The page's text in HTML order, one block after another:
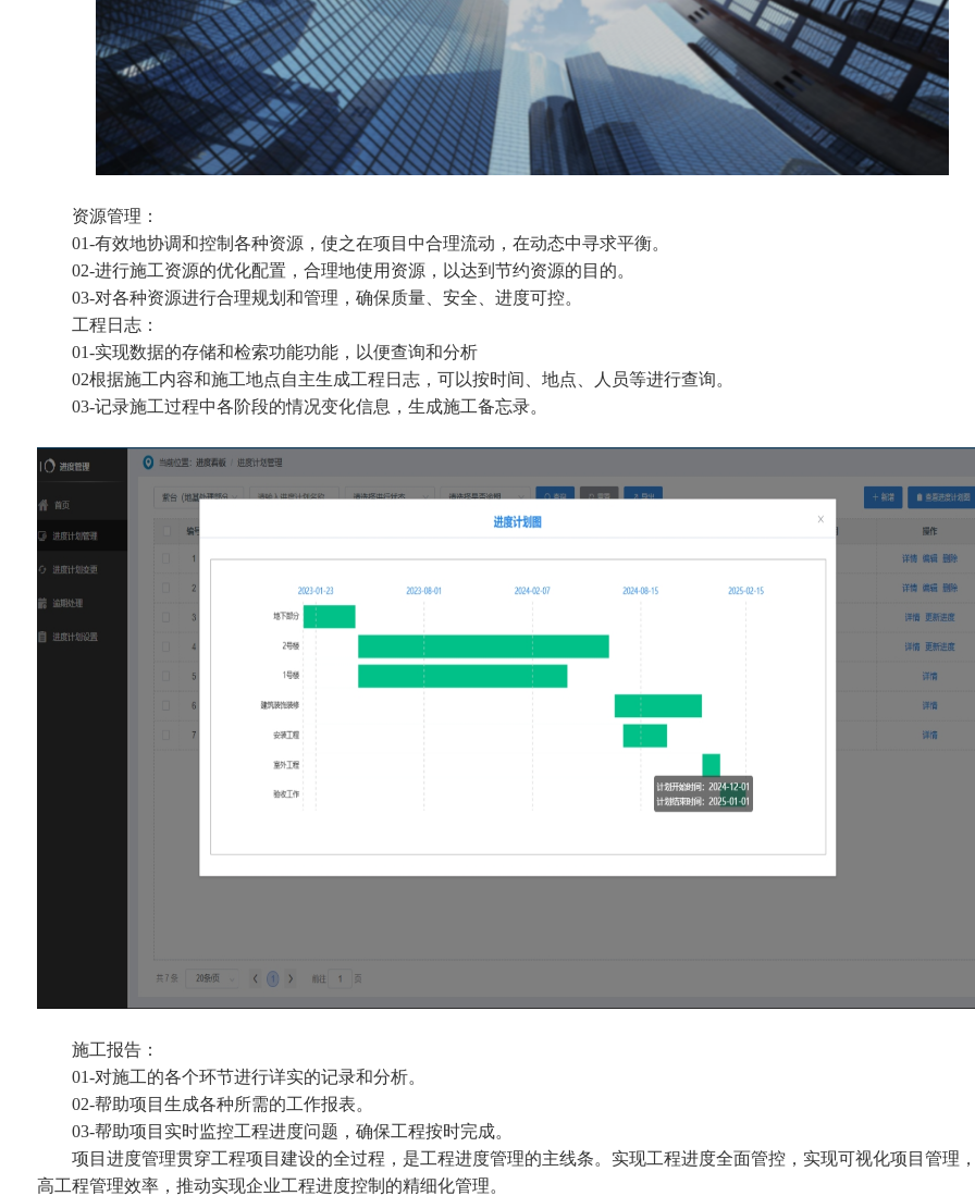
资源管理：
01-有效地协调和控制各种资源，使之在项目中合理流动，在动态中寻求平衡。
02-进行施工资源的优化配置，合理地使用资源，以达到节约资源的目的。
03-对各种资源进行合理规划和管理，确保质量、安全、进度可控。
工程日志：
01-实现数据的存储和检索功能功能，以便查询和分析
02根据施工内容和施工地点自主生成工程日志，可以按时间、地点、人员等进行查询。
03-记录施工过程中各阶段的情况变化信息，生成施工备忘录。
施工报告：
01-对施工的各个环节进行详实的记录和分析。
02-帮助项目生成各种所需的工作报表。
03-帮助项目实时监控工程进度问题，确保工程按时完成。
项目进度管理贯穿工程项目建设的全过程，是工程进度管理的主线条。实现工程进度全面管控，实现可视化项目管理
高工程管理效率，推动实现企业工程进度控制的精细化管理。